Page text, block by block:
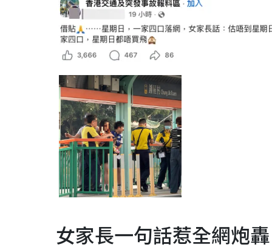
女家長一句話惹全網炮轟